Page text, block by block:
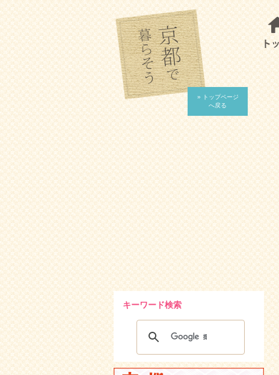
» トップページ
へ戻る
キーワード検索